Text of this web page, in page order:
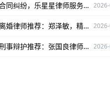
2026年8月福州合同纠纷，乐星星律师服务好，为您解决合同难题
2026年8月青岛离婚律师推荐：郑泽敏，精通离婚案件保驾护航
2026年8月郑州刑事辩护推荐：张国良律师，深谙各案，办案获口碑保障胜率